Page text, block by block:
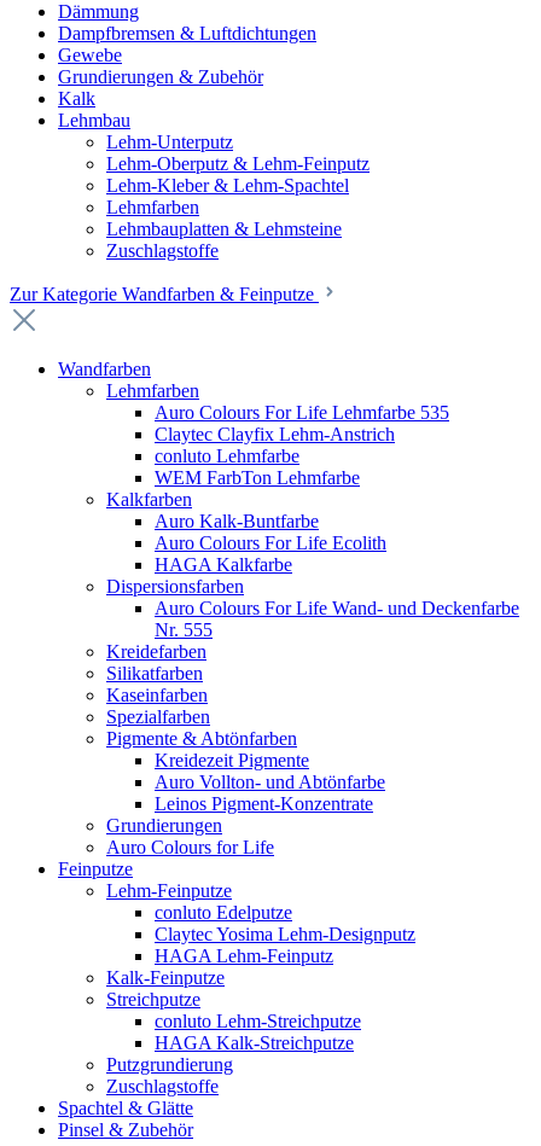
Dämmung
Dampfbremsen & Luftdichtungen
Gewebe
Grundierungen & Zubehör
Kalk
Lehmbau
Lehm-Unterputz
Lehm-Oberputz & Lehm-Feinputz
Lehm-Kleber & Lehm-Spachtel
Lehmfarben
Lehmbauplatten & Lehmsteine
Zuschlagstoffe
Zur Kategorie Wandfarben & Feinputze
Wandfarben
Lehmfarben
Auro Colours For Life Lehmfarbe 535
Claytec Clayfix Lehm-Anstrich
conluto Lehmfarbe
WEM FarbTon Lehmfarbe
Kalkfarben
Auro Kalk-Buntfarbe
Auro Colours For Life Ecolith
HAGA Kalkfarbe
Dispersionsfarben
Auro Colours For Life Wand- und Deckenfarbe
Nr. 555
Kreidefarben
Silikatfarben
Kaseinfarben
Spezialfarben
Pigmente & Abtönfarben
Kreidezeit Pigmente
Auro Vollton- und Abtönfarbe
Leinos Pigment-Konzentrate
Grundierungen
Auro Colours for Life
Feinputze
Lehm-Feinputze
conluto Edelputze
Claytec Yosima Lehm-Designputz
HAGA Lehm-Feinputz
Kalk-Feinputze
Streichputze
conluto Lehm-Streichputze
HAGA Kalk-Streichputze
Putzgrundierung
Zuschlagstoffe
Spachtel & Glätte
Pinsel & Zubehör